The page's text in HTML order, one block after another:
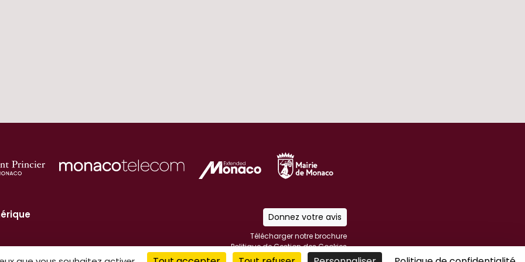
Donnez votre avis
Télécharger notre brochure
Politique de Gestion des Cookies
Informations légales et protection des